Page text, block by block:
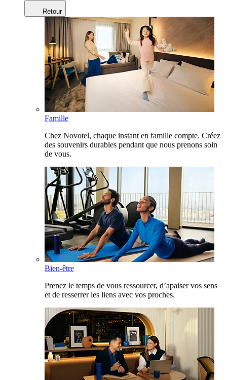
Retour
Famille
Chez Novotel, chaque instant en famille compte. Créez
des souvenirs durables pendant que nous prenons soin
de vous.
Bien-être
Prenez le temps de vous ressourcer, d’apaiser vos sens
et de resserrer les liens avec vos proches.